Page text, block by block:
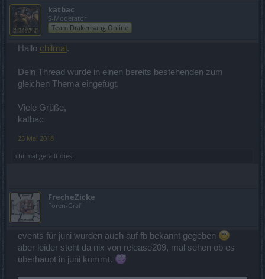
katbac
S-Moderator
Team Drakensang Online
Hallo chilmal .
Dein Thread wurde in einen bereits bestehenden zum
gleichen Thema eingefügt.
Viele Grüße,
katbac
25 Mai 2018
chilmal gefällt dies.
FrecheZicke
Foren-Graf
events für juni wurden auch auf fb bekannt gegeben
aber leider steht da nix von release209, mal sehen ob es
überhaupt in juni kommt.